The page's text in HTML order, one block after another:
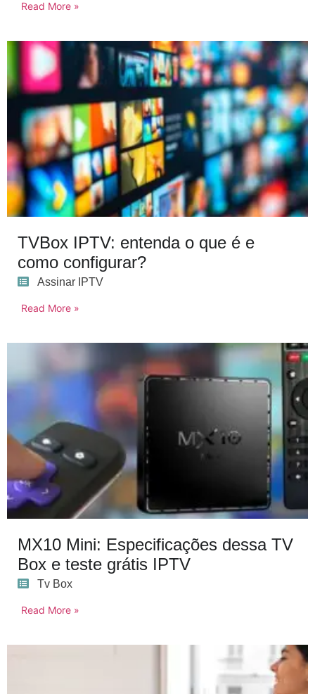
Read More »
TVBox IPTV: entenda o que é e
como configurar?
Assinar IPTV
Read More »
MX10 Mini: Especificações dessa TV
Box e teste grátis IPTV
Tv Box
Read More »